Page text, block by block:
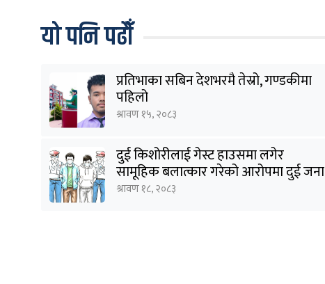
यो पनि पढौँ
प्रतिभाका सबिन देशभरमै तेस्रो, गण्डकीमा
पहिलो
श्रावण १५, २०८३
दुई किशोरीलाई गेस्ट हाउसमा लगेर
सामूहिक बलात्कार गरेको आरोपमा दुई जना
पक्राउ
श्रावण १८, २०८३